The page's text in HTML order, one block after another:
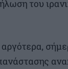
του